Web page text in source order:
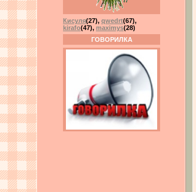
Кисуля(27), qwedrt(67),
kirafo(47), maximys(28)
ГОВОРИЛКА